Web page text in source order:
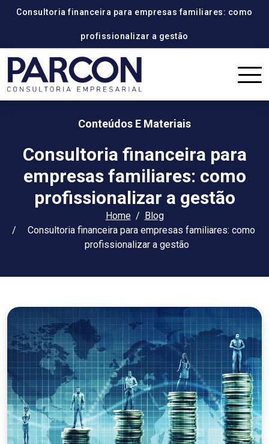
Consultoria financeira para empresas familiares: como
profissionalizar a gestão
Conteúdos E Materiais
Consultoria financeira para
empresas familiares: como
profissionalizar a gestão
Home
Blog
Consultoria financeira para empresas familiares: como
profissionalizar a gestão